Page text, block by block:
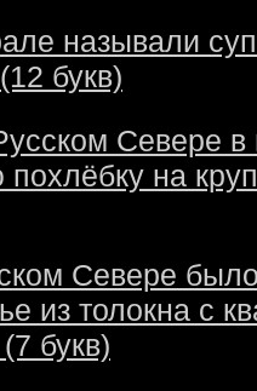
называли
букв)
Севере в
на
Севере
из толокна с
букв)